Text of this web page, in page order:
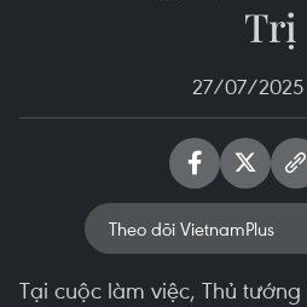
Trị
27/07/2025
Theo dõi VietnamPlus
Tại cuộc làm việc, Thủ